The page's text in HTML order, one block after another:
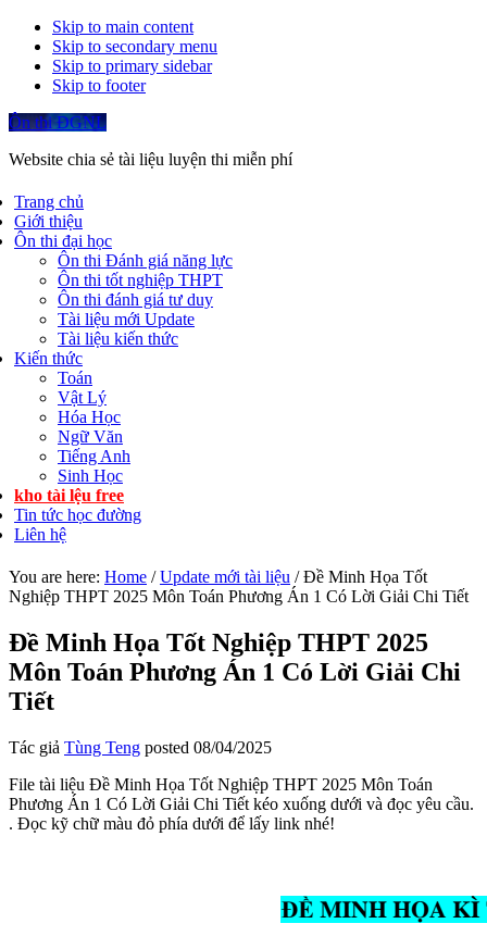
Skip to main content
Skip to secondary menu
Skip to primary sidebar
Skip to footer
Ôn thi ĐGNL
Website chia sẻ tài liệu luyện thi miễn phí
Trang chủ
Giới thiệu
Ôn thi đại học
Ôn thi Đánh giá năng lực
Ôn thi tốt nghiệp THPT
Ôn thi đánh giá tư duy
Tài liệu mới Update
Tài liệu kiến thức
Kiến thức
Toán
Vật Lý
Hóa Học
Ngữ Văn
Tiếng Anh
Sinh Học
kho tài lệu free
Tin tức học đường
Liên hệ
You are here: Home / Update mới tài liệu /Đề Minh Họa Tốt
Nghiệp THPT 2025 Môn Toán Phương Án 1 Có Lời Giải Chi Tiết
Đề Minh Họa Tốt Nghiệp THPT 2025
Môn Toán Phương Án 1 Có Lời Giải Chi
Tiết
Tác giả Tùng Teng posted 08/04/2025
File tài liệu Đề Minh Họa Tốt Nghiệp THPT 2025 Môn Toán
Phương Án 1 Có Lời Giải Chi Tiết kéo xuống dưới và đọc yêu cầu.
. Đọc kỹ chữ màu đỏ phía dưới để lấy link nhé!